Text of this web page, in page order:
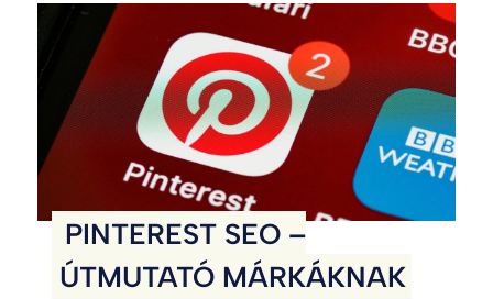
PINTEREST SEO –
ÚTMUTATÓ MÁRKÁKNAK